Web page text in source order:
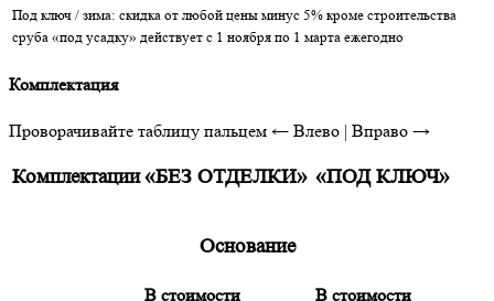
Под ключ / зима: скидка от любой цены минус 5% кроме строительства
сруба «под усадку» действует с 1 ноября по 1 марта ежегодно
Комплектация
Проворачивайте таблицу пальцем ← Влево | Вправо →
Комплектации«БЕЗ ОТДЕЛКИ» «ПОД КЛЮЧ»
Основание
В стоимости В стоимости